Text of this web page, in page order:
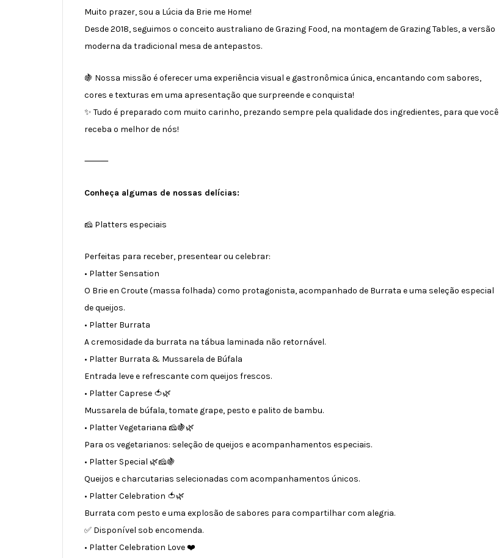
Muito prazer, sou a Lúcia da Brie me Home!
Desde 2018, seguimos o conceito australiano de Grazing Food, na montagem de Grazing Tables, a versão
moderna da tradicional mesa de antepastos.
🍇 Nossa missão é oferecer uma experiência visual e gastronômica única, encantando com sabores,
cores e texturas em uma apresentação que surpreende e conquista!
✨ Tudo é preparado com muito carinho, prezando sempre pela qualidade dos ingredientes, para que você
receba o melhor de nós!
⸻
Conheça algumas de nossas delícias:
🧀 Platters especiais
Perfeitas para receber, presentear ou celebrar:
• Platter Sensation
O Brie en Croute (massa folhada) como protagonista, acompanhado de Burrata e uma seleção especial
de queijos.
• Platter Burrata
A cremosidade da burrata na tábua laminada não retornável.
• Platter Burrata & Mussarela de Búfala
Entrada leve e refrescante com queijos frescos.
• Platter Caprese 🍅🌿
Mussarela de búfala, tomate grape, pesto e palito de bambu.
• Platter Vegetariana 🧀🍇🌿
Para os vegetarianos: seleção de queijos e acompanhamentos especiais.
• Platter Special 🌿🧀🍇
Queijos e charcutarias selecionadas com acompanhamentos únicos.
• Platter Celebration 🍅🌿
Burrata com pesto e uma explosão de sabores para compartilhar com alegria.
✅ Disponível sob encomenda.
• Platter Celebration Love ❤️